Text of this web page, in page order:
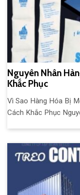
Nguyên Nhân
Khắc Phục
Vì Sao Hàng Hóa Bị
Cách Khắc Phục